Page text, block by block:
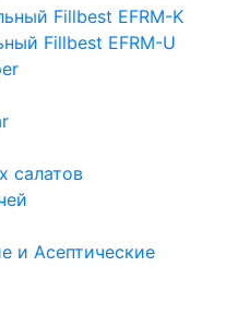
Fillbest EFRM-K
Fillbest EFRM-U
салатов
и Асептические